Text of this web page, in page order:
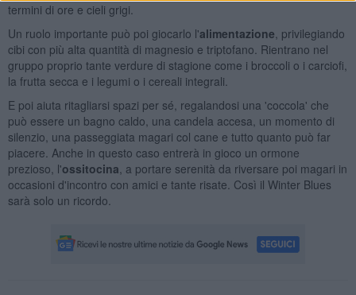
termini di ore e cieli grigi.
Un ruolo importante può poi giocarlo l'alimentazione , privilegiando
cibi con più alta quantità di magnesio e triptofano. Rientrano nel
gruppo proprio tante verdure di stagione come i broccoli o i carciofi,
la frutta secca e i legumi o i cereali integrali.
E poi aiuta ritagliarsi spazi per sé, regalandosi una 'coccola' che
può essere un bagno caldo, una candela accesa, un momento di
silenzio, una passeggiata magari col cane e tutto quanto può far
piacere. Anche in questo caso entrerà in gioco un ormone
prezioso, l'ossitocina , a portare serenità da riversare poi magari in
occasioni d'incontro con amici e tante risate. Così il Winter Blues
sarà solo un ricordo.